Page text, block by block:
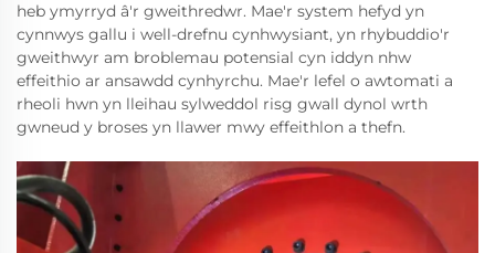
heb ymyrryd â'r gweithredwr. Mae'r system hefyd yn
cynnwys gallu i well-drefnu cynhwysiant, yn rhybuddio'r
gweithwyr am broblemau potensial cyn iddyn nhw
effeithio ar ansawdd cynhyrchu. Mae'r lefel o awtomati a
rheoli hwn yn lleihau sylweddol risg gwall dynol wrth
gwneud y broses yn llawer mwy effeithlon a thefn.